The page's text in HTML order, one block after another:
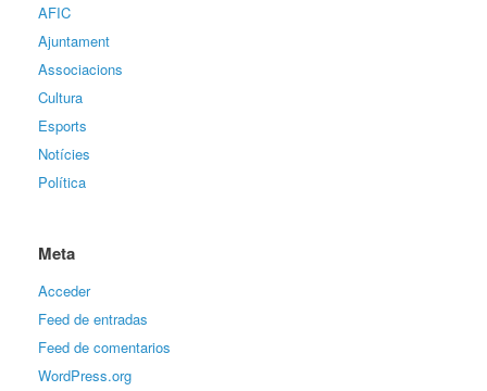
AFIC
Ajuntament
Associacions
Cultura
Esports
Notícies
Política
Meta
Acceder
Feed de entradas
Feed de comentarios
WordPress.org